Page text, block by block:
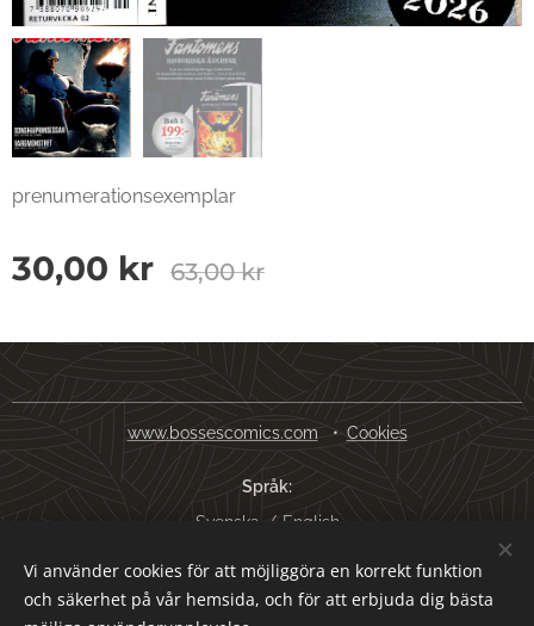
prenumerationsexemplar
30,00 kr 63,00kr
www.bossescomics.com Cookies
Språk
Svenska
English
Valutor
SEK kr
USD $ EUR € AUD $
Vi använder cookies för att möjliggöra en korrekt funktion
och säkerhet på vår hemsida, och för att erbjuda dig bästa